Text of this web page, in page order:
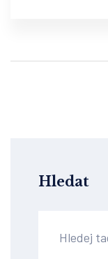
Hledat